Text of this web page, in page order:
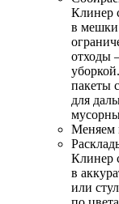
Клинер
в мешки
отходы
пакеты
для
Меняем
Клинер
в
или